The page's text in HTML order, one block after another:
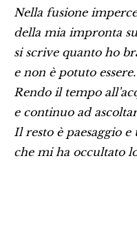
Nella fusione
della mia impronta
si scrive quanto ho
e non è potuto essere.
Rendo il tempo
e continuo ad
Il resto è paesaggio e
che mi ha occultato